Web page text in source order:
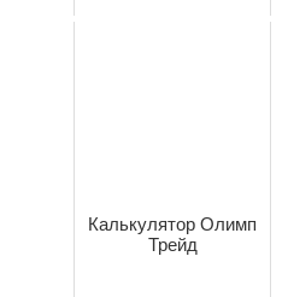
Калькулятор Олимп
Трейд